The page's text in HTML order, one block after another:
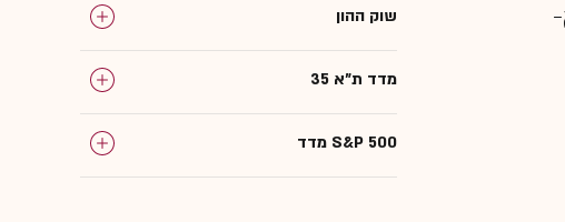
שוק ההון
מדד ת"א 35
מדד S&P 500